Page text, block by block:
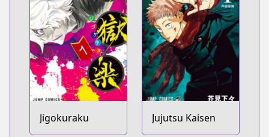
Jigokuraku Jujutsu Kaisen